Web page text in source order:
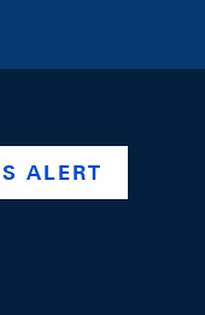
company/swiss-
ALERT